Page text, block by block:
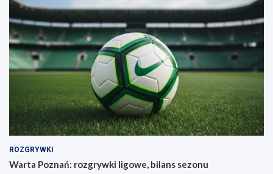
ROZGRYWKI
Warta Poznań: rozgrywki ligowe, bilans sezonu